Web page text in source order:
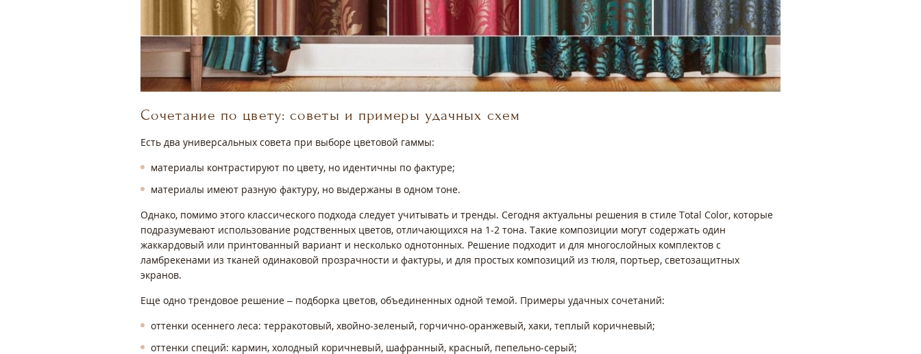
Сочетание по цвету: советы и примеры удачных схем
Есть два универсальных совета при выборе цветовой гаммы:
материалы контрастируют по цвету, но идентичны по фактуре;
материалы имеют разную фактуру, но выдержаны в одном тоне.
Однако, помимо этого классического подхода следует учитывать и тренды. Сегодня актуальны решения в стиле Total Color, которые
подразумевают использование родственных цветов, отличающихся на 1-2 тона. Такие композиции могут содержать один
жаккардовый или принтованный вариант и несколько однотонных. Решение подходит и для многослойных комплектов с
ламбрекенами из тканей одинаковой прозрачности и фактуры, и для простых композиций из тюля, портьер, светозащитных
экранов.
Еще одно трендовое решение – подборка цветов, объединенных одной темой. Примеры удачных сочетаний:
оттенки осеннего леса: терракотовый, хвойно-зеленый, горчично-оранжевый, хаки, теплый коричневый;
оттенки специй: кармин, холодный коричневый, шафранный, красный, пепельно-серый;